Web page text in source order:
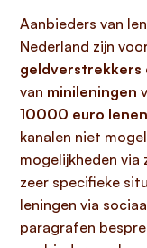
Aanbieders van
Nederland zijn
geldverstrekkers
van minileningen
10000 euro
kanalen niet
mogelijkheden via
zeer specifieke
leningen via
paragrafen